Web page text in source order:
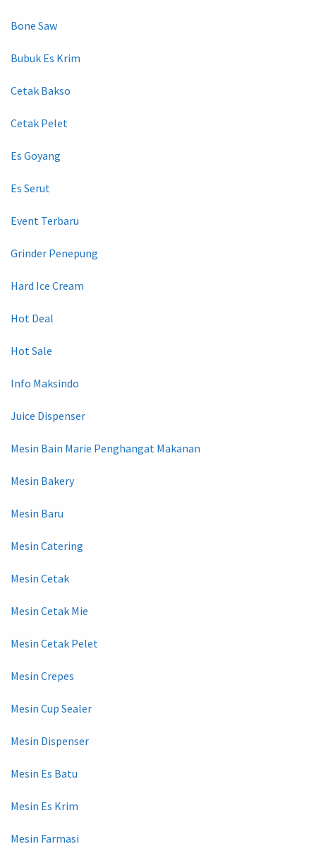
Bone Saw
Bubuk Es Krim
Cetak Bakso
Cetak Pelet
Es Goyang
Es Serut
Event Terbaru
Grinder Penepung
Hard Ice Cream
Hot Deal
Hot Sale
Info Maksindo
Juice Dispenser
Mesin Bain Marie Penghangat Makanan
Mesin Bakery
Mesin Baru
Mesin Catering
Mesin Cetak
Mesin Cetak Mie
Mesin Cetak Pelet
Mesin Crepes
Mesin Cup Sealer
Mesin Dispenser
Mesin Es Batu
Mesin Es Krim
Mesin Farmasi